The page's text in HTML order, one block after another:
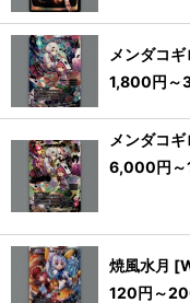
メンダコ
1,800円 ～
メンダコ
6,000円
焼風水月 [
120円 ～